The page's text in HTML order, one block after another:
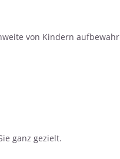
von Kindern
ganz gezielt.